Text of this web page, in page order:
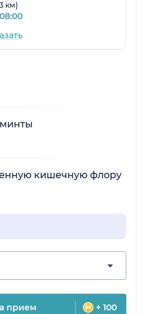
км)
кишечную флору
прием + 100